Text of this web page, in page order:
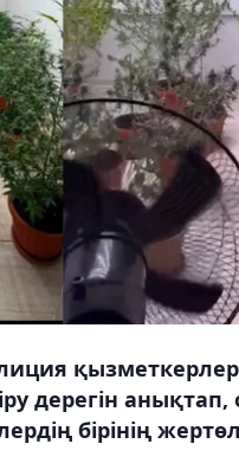
дерегін
бірінің